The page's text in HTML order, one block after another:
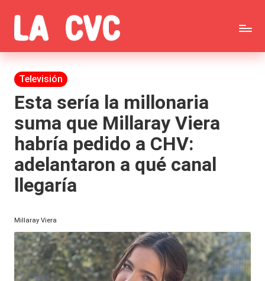
Saltar
al
contenido
C
o
p
u
c
h
a
s
y
F
ar
Todas
las
noticias
de
la
farándula,
Realitys,
Brava,
Gran
Hermano
Publicada
en
Televisión
Esta sería la millonaria
suma que Millaray Viera
habría pedido a CHV:
adelantaron a qué canal
llegaría
Millaray Viera